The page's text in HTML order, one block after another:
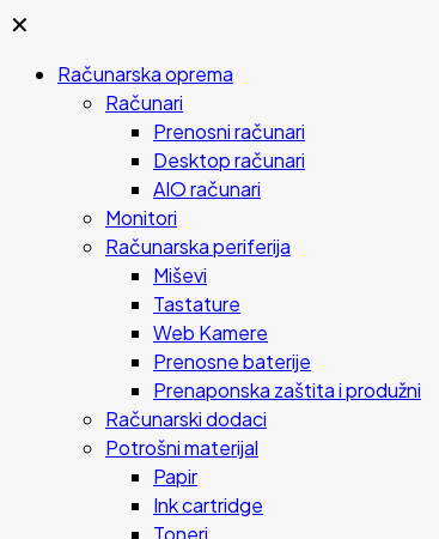
✕
Računarska oprema
Računari
Prenosni računari
Desktop računari
AIO računari
Monitori
Računarska periferija
Miševi
Tastature
Web Kamere
Prenosne baterije
Prenaponska zaštita i produžni
Računarski dodaci
Potrošni materijal
Papir
Ink cartridge
Toneri